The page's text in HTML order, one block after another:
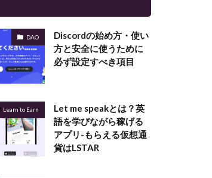
DAO
Discordの始め方・使い
方と安全に使うために
必ず設定すべき項目
Learn to Earn
Let me speakとは？英
語を学びながら稼げる
アプリ-もらえる仮想通
貨はLSTAR